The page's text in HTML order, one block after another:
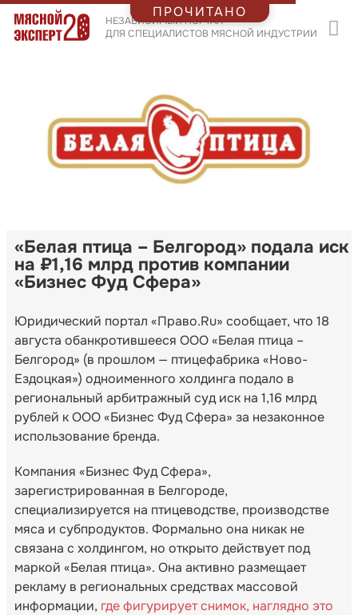
НЕЗАВИСИМЫЙ ПОРТАЛ
ДЛЯ СПЕЦИАЛИСТОВ МЯСНОЙ ИНДУСТРИИ
«Белая птица – Белгород» подала иск
на ₽1,16 млрд против компании
«Бизнес Фуд Сфера»
Юридический портал «Право.Ru» сообщает, что 18
августа обанкротившееся ООО «Белая птица –
Белгород» (в прошлом — птицефабрика «Ново-
Ездоцкая») одноименного холдинга подало в
региональный арбитражный суд иск на 1,16 млрд
рублей к ООО «Бизнес Фуд Сфера» за незаконное
использование бренда.
Компания «Бизнес Фуд Сфера»,
зарегистрированная в Белгороде,
специализируется на птицеводстве, производстве
мяса и субпродуктов. Формально она никак не
связана с холдингом, но открыто действует под
маркой «Белая птица». Она активно размещает
рекламу в региональных средствах массовой
информации, где фигурирует снимок, наглядно это
ПРОЧИТАНО